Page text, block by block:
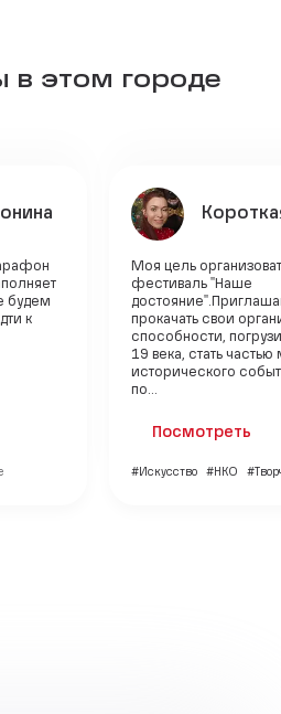
в этом городе
будем
к
Моя цель
фестиваль "Наше
прокачать свои
способности,
19 века, стать
исторического
по...
Посмотреть
#Искусство #НКО